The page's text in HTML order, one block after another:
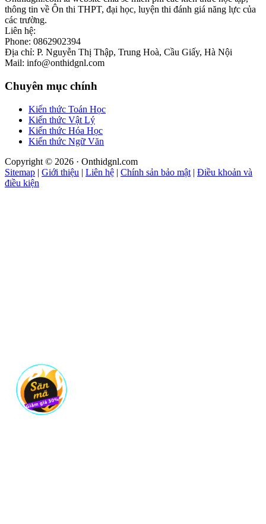
thông tin về Ôn thi THPT, đại học, luyện thi đánh giá năng lực của
các trường.
Liên hệ:
Phone: 0862902394
Địa chỉ: P. Nguyễn Thị Thập, Trung Hoà, Cầu Giấy, Hà Nội
Mail: info@onthidgnl.com
Chuyên mục chính
Kiến thức Toán Học
Kiến thức Vật Lý
Kiến thức Hóa Học
Kiến thức Ngữ Văn
Copyright © 2026 · Onthidgnl.com
Sitemap | Giới thiệu | Liên hệ | Chính sản bảo mật | Điều khoản và
điều kiện